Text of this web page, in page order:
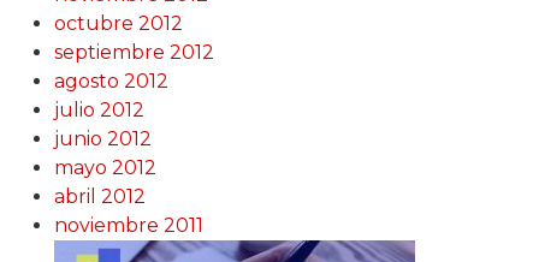
octubre 2012
septiembre 2012
agosto 2012
julio 2012
junio 2012
mayo 2012
abril 2012
noviembre 2011